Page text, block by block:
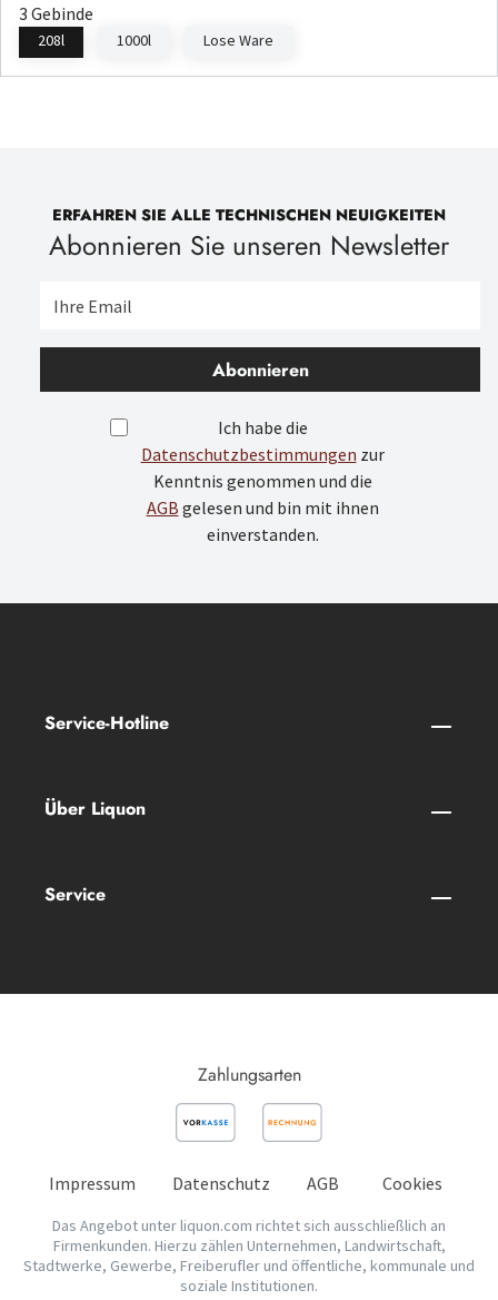
3 Gebinde
208l 1000l Lose Ware
ERFAHREN SIE ALLE TECHNISCHEN NEUIGKEITEN
Abonnieren Sie unseren Newsletter
Abonnieren
Ich habe die
Datenschutzbestimmungen zur
Kenntnis genommen und die
AGB gelesen und bin mit ihnen
einverstanden.
Service-Hotline
Über Liquon
Service
Zahlungsarten
Impressum Datenschutz AGB Cookies
Das Angebot unter liquon.com richtet sich ausschließlich an
Firmenkunden. Hierzu zählen Unternehmen, Landwirtschaft,
Stadtwerke, Gewerbe, Freiberufler und öffentliche, kommunale und
soziale Institutionen.